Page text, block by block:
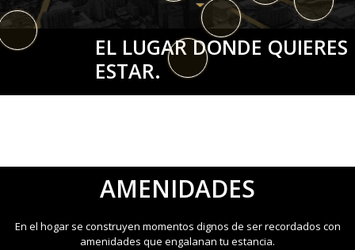
EL LUGAR DONDE QUIERES
ESTAR.
AMENIDADES
En el hogar se construyen momentos dignos de ser recordados con
amenidades que engalanan tu estancia.